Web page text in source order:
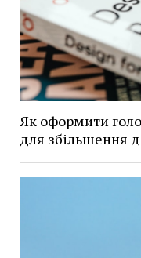
Як оформити
для збільшення